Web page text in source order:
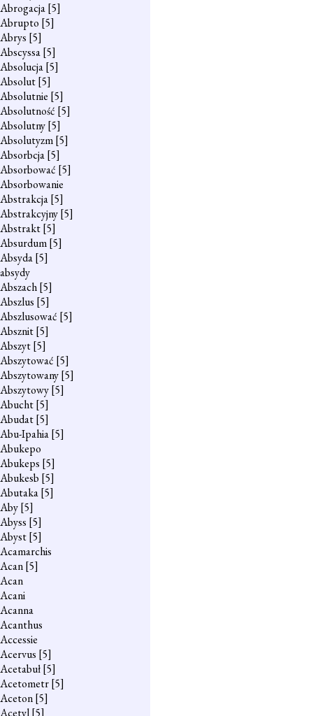
Abrogacja[5]
Abrupto [5]
Abrys [5]
Abscyssa[5]
Absolucja[5]
Absolut[5]
Absolutnie [5]
Absolutność [5]
Absolutny[5]
Absolutyzm[5]
Absorbcja[5]
Absorbować [5]
Absorbowanie
Abstrakcja[5]
Abstrakcyjny[5]
Abstrakt[5]
Absurdum[5]
Absyda[5]
absydy
Abszach[5]
Abszlus [5]
Abszlusować [5]
Absznit[5]
Abszyt[5]
Abszytować [5]
Abszytowany[5]
Abszytowy[5]
Abucht[5]
Abudat[5]
Abu-Ipahia[5]
Abukepo
Abukeps [5]
Abukesb [5]
Abutaka[5]
Aby[5]
Abyss [5]
Abyst[5]
Acamarchis
Acan[5]
Acan
Acani
Acanna
Acanthus
Accessie
Acervus [5]
Acetabuł[5]
Acetometr[5]
Aceton[5]
Acetyl[5]